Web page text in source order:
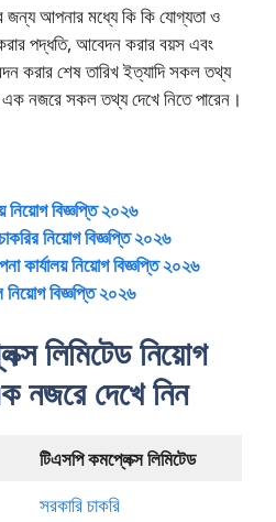
আপনার মধ্যে কি কি যোগ্যতা ও
পদ্ধতি, আবেদন করার বয়স এবং
করার শেষ তারিখ ইত্যাদি সকল তথ্য
নজরে সকল তথ্য দেখে নিতে পারেন।
নিয়োগ বিজ্ঞপ্তি ২০২৬
নিয়োগ বিজ্ঞপ্তি ২০২৬
কার্যালয় নিয়োগ বিজ্ঞপ্তি ২০২৬
বিজ্ঞপ্তি ২০২৬
লিমিটেড নিয়োগ
নজরে দেখে নিন
টিএসপি কমপ্লেক্স লিমিটেড
সরকারি চাকরি